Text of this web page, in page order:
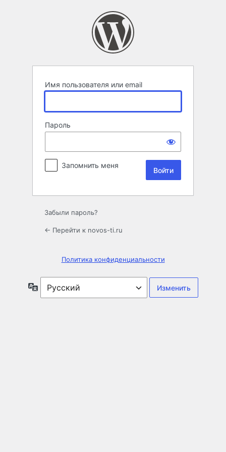
Имя пользователя или email
Пароль
Запомнить меня
Забыли пароль?
← Перейти к novos-ti.ru
Политика конфиденциальности
Язык